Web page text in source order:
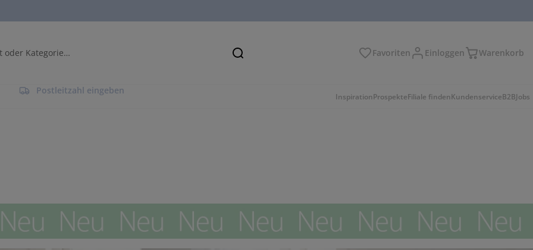
Suchen Favoriten Einloggen Warenkorb
Postleitzahl eingeben
InspirationProspekteFiliale findenKundenserviceB2BJobs